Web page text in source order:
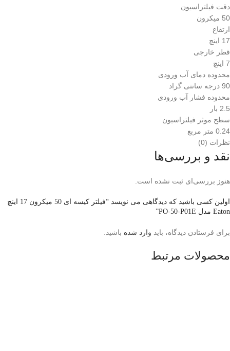
دقت فیلتراسیون
50 میکرون
ارتفاع
17 اینچ
قطر خارجی
7 اینچ
محدوده دمای آب ورودی
90 درجه سانتی گراد
محدوده فشار آب ورودی
2.5 بار
سطح موثر فیلتراسیون
0.24 متر مربع
نظرات (0)
نقد و بررسی‌ها
هنوز بررسی‌ای ثبت نشده است.
اولین کسی باشید که دیدگاهی می نویسد “فیلتر کیسه ای 50 میکرون 17 اینچ
Eaton مدل PO-50-P01E”
برای فرستادن دیدگاه، باید وارد شده باشید.
محصولات مرتبط